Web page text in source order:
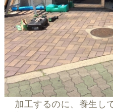
加工するのに、養生し